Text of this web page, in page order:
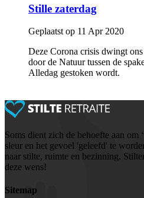
Stille zaterdag
Geplaatst op 11 Apr 2020
Deze Corona crisis dwingt
door de Natuur tussen de
Alledag gestoken wordt.
Soms dient zich de behoefte aan om
sleur en het gevoel 'geleefd' te
naar stilte, ruimte en bezinning.
deze wens!
Sitemap